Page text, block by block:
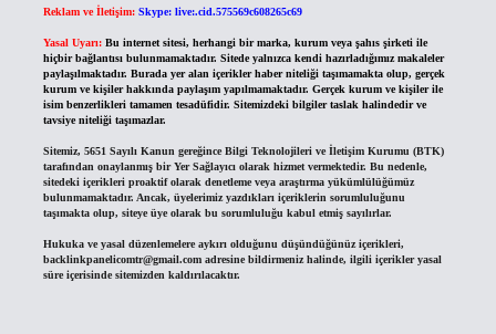
Reklam ve İletişim: Skype: live:.cid.575569c608265c69
Yasal Uyarı: Bu internet sitesi, herhangi bir marka, kurum veya şahıs şirketi ile
hiçbir bağlantısı bulunmamaktadır. Sitede yalnızca kendi hazırladığımız makaleler
paylaşılmaktadır. Burada yer alan içerikler haber niteliği taşımamakta olup, gerçek
kurum ve kişiler hakkında paylaşım yapılmamaktadır. Gerçek kurum ve kişiler ile
isim benzerlikleri tamamen tesadüfidir. Sitemizdeki bilgiler taslak halindedir ve
tavsiye niteliği taşımazlar.
Sitemiz, 5651 Sayılı Kanun gereğince Bilgi Teknolojileri ve İletişim Kurumu (BTK)
tarafından onaylanmış bir Yer Sağlayıcı olarak hizmet vermektedir. Bu nedenle,
sitedeki içerikleri proaktif olarak denetleme veya araştırma yükümlülüğümüz
bulunmamaktadır. Ancak, üyelerimiz yazdıkları içeriklerin sorumluluğunu
taşımakta olup, siteye üye olarak bu sorumluluğu kabul etmiş sayılırlar.
Hukuka ve yasal düzenlemelere aykırı olduğunu düşündüğünüz içerikleri,
backlinkpanelicomtr@gmail.comadresine bildirmeniz halinde, ilgili içerikler yasal
süre içerisinde sitemizden kaldırılacaktır.